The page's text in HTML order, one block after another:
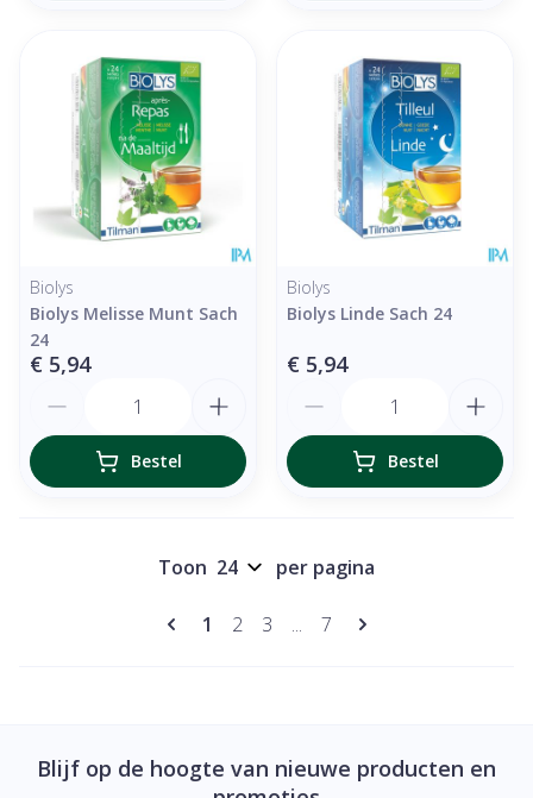
Biolys
Biolys Melisse Munt Sach
24
€ 5,94
Bestel
Biolys
Biolys Linde Sach 24
€ 5,94
Bestel
Pagina's
U lees momenteel pagina
1 Pagina
2 Pagina
3 ... Pagina
7
Toon per pagina
Blijf op de hoogte van nieuwe producten en